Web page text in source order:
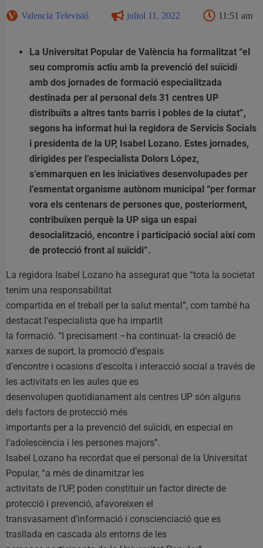
Valencia Televisió juliol 11, 2022 11:51 am
La Universitat Popular de València ha formalitzat “el
seu compromís actiu amb la prevenció del suïcidi
amb dos jornades de formació especialitzada
destinada per al personal dels 31 centres UP
distribuïts a altres tants barris i pobles de la ciutat”,
segons ha informat hui la regidora de Servicis Socials
i presidenta de la UP, Isabel Lozano. Estes jornades,
dirigides per l’especialista Dolors López,
s’emmarquen en les iniciatives desenvolupades per
l’esmentat organisme autònom municipal “per formar
vora els centenars de persones que, posteriorment,
contribuïxen perquè la UP siga un espai
desocialització, encontre i participació social així com
de protecció front al suïcidi”.
La regidora Isabel Lozano ha assegurat que “tota la societat
tenim una responsabilitat
compartida en el treball per la salut mental”, com també ha
destacat l’especialista que ha impartit
la formació. “I precisament –ha continuat- la creació de
xarxes de suport, la promoció d’espais
d’encontre i ocasions d’escolta i interacció social a través de
les activitats en les aules que es
desenvolupen quotidianament als centres UP són alguns
dels factors de protecció més
importants per a la prevenció del suïcidi, en especial en
l’adolescència i les persones majors”.
Isabel Lozano ha recordat que el personal de la Universitat
Popular, “a més de dinamitzar les
activitats de l’UP, poden constituir un factor directe de
protecció i prevenció, afavoreixen el
transvasament d’informació i conscienciació que es
trasllada en cascada als entorns de les